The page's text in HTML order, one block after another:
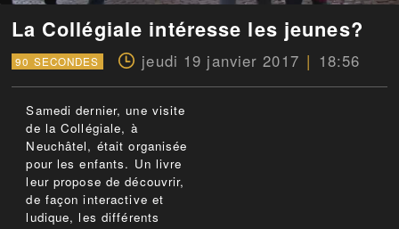
La Collégiale intéresse les jeunes?
90 SECONDES jeudi 19 janvier 2017 18:56
Samedi dernier, une visite
de la Collégiale, à
Neuchâtel, était organisée
pour les enfants. Un livre
leur propose de découvrir,
de façon interactive et
ludique, les différents